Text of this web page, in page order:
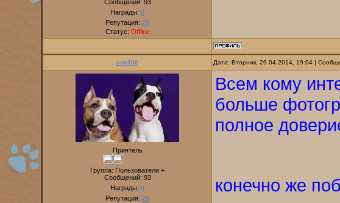
Сообщений: 93
Награды: 0
Репутация: 25
Статус: Offline
coy300 Дата: Вторник, 29.04.2014, 19:04 |
Приятель
Группа: Пользователи +
Сообщений: 93
Награды: 0
Репутация: 25
Всем кому
больше
полное
конечно же